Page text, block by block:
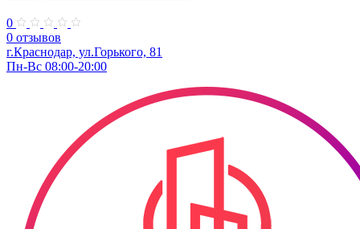
0
0 отзывов
​г.Краснодар, ул.​Горького, 81
Пн-Вс 08:00-20:00